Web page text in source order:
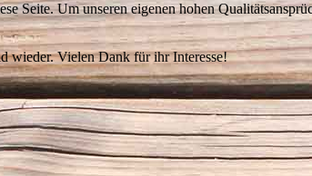
Seite. Um unseren eigenen hohen
wieder. Vielen Dank für ihr Interesse!